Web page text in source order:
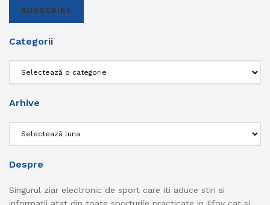
SUBSCRIBE
Categorii
Arhive
Despre
Singurul ziar electronic de sport care iti aduce stiri si